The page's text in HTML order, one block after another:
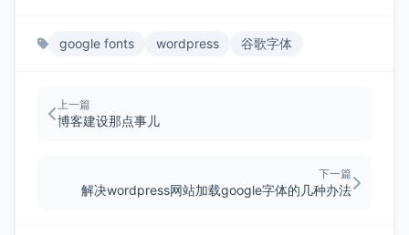
google fonts wordpress 谷歌字体
上一篇
博客建设那点事儿
下一篇
解决wordpress网站加载google字体的几种办法